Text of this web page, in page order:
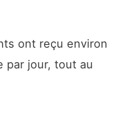
ont reçu environ
par jour, tout au